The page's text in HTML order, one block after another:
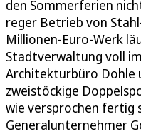
den Sommerferien
reger Betrieb von
Millionen-Euro-Werk
Stadtverwaltung voll
Architekturbüro Dohle
zweistöckige
wie versprochen fertig
Generalunternehmer